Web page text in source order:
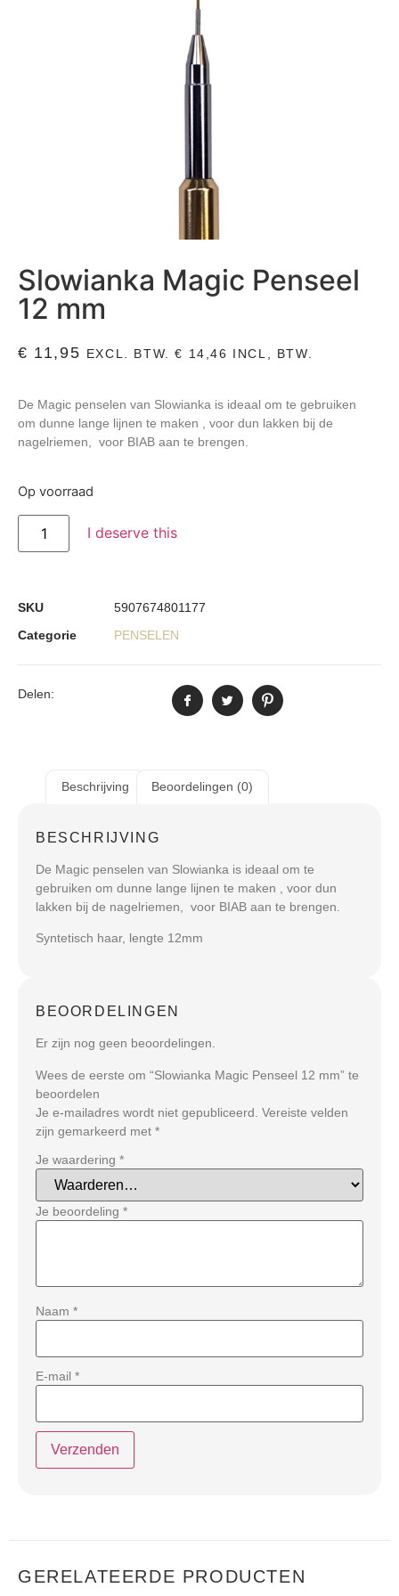
Slowianka Magic Penseel
12 mm
€ 11,95 EXCL. BTW.€ 14,46 INCL, BTW.
De Magic penselen van Slowianka is ideaal om te gebruiken
om dunne lange lijnen te maken , voor dun lakken bij de
nagelriemen, voor BIAB aan te brengen.
Op voorraad
I deserve this
SKU
5907674801177
Categorie
PENSELEN
Delen:
Beschrijving Beoordelingen (0)
BESCHRIJVING
De Magic penselen van Slowianka is ideaal om te
gebruiken om dunne lange lijnen te maken , voor dun
lakken bij de nagelriemen, voor BIAB aan te brengen.
Syntetisch haar, lengte 12mm
BEOORDELINGEN
Er zijn nog geen beoordelingen.
Wees de eerste om “Slowianka Magic Penseel 12 mm” te
beoordelen
Je e-mailadres wordt niet gepubliceerd. Vereiste velden
zijn gemarkeerd met *
Je waardering *
Je beoordeling *
Naam *
E-mail *
GERELATEERDE PRODUCTEN